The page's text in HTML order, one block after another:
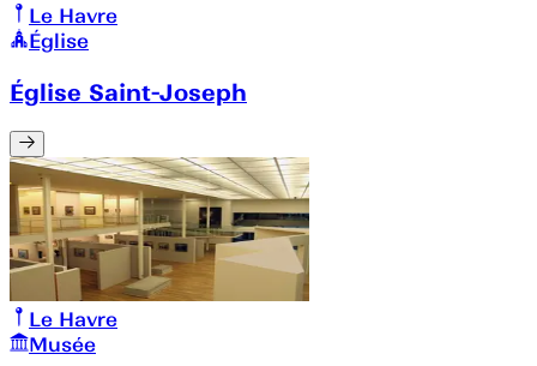
Le Havre
Église
Église Saint-Joseph
Le Havre
Musée